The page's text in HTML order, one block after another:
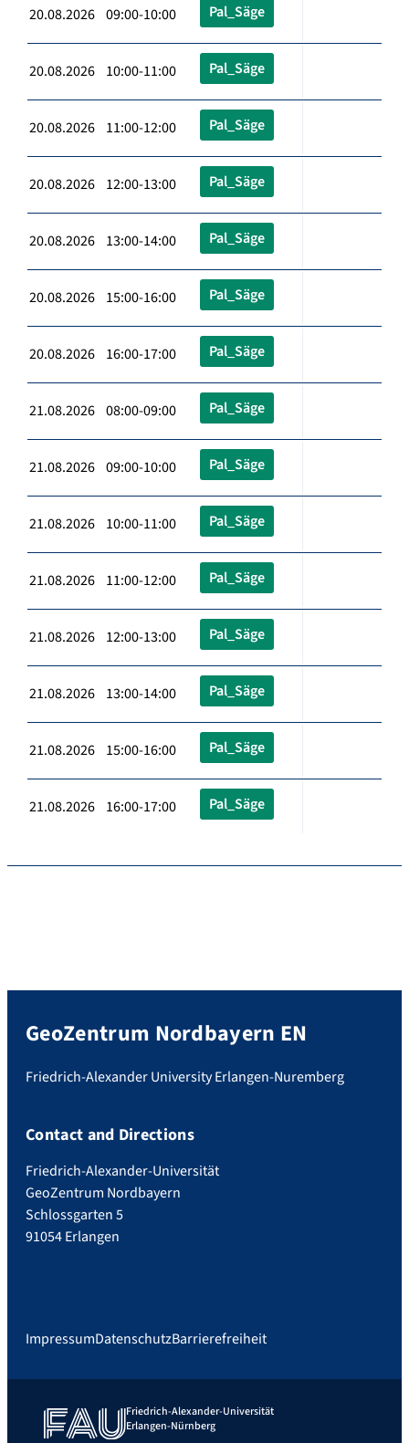
20.08.2026 09:00-10:00 Pal_Säge
20.08.2026 10:00-11:00 Pal_Säge
20.08.2026 11:00-12:00 Pal_Säge
20.08.2026 12:00-13:00 Pal_Säge
20.08.2026 13:00-14:00 Pal_Säge
20.08.2026 15:00-16:00 Pal_Säge
20.08.2026 16:00-17:00 Pal_Säge
21.08.2026 08:00-09:00 Pal_Säge
21.08.2026 09:00-10:00 Pal_Säge
21.08.2026 10:00-11:00 Pal_Säge
21.08.2026 11:00-12:00 Pal_Säge
21.08.2026 12:00-13:00 Pal_Säge
21.08.2026 13:00-14:00 Pal_Säge
21.08.2026 15:00-16:00 Pal_Säge
21.08.2026 16:00-17:00 Pal_Säge
GeoZentrum Nordbayern EN
Friedrich-Alexander University Erlangen-Nuremberg
Contact and Directions
Friedrich-Alexander-Universität
GeoZentrum Nordbayern
Schlossgarten 5
91054 Erlangen
ImpressumDatenschutzBarrierefreiheit
Friedrich-Alexander-Universität
Erlangen-Nürnberg